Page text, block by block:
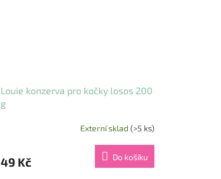
Louie konzerva pro kočky losos 200
g
Externí sklad (>5 ks)
49 Kč Do košíku